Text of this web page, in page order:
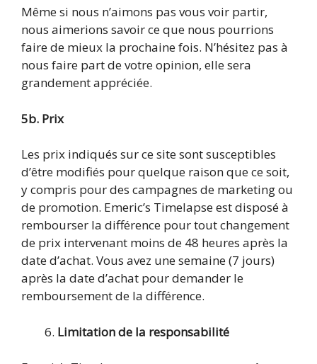
Même si nous n’aimons pas vous voir partir,
nous aimerions savoir ce que nous pourrions
faire de mieux la prochaine fois. N’hésitez pas à
nous faire part de votre opinion, elle sera
grandement appréciée.
5b. Prix
Les prix indiqués sur ce site sont susceptibles
d’être modifiés pour quelque raison que ce soit,
y compris pour des campagnes de marketing ou
de promotion. Emeric’s Timelapse est disposé à
rembourser la différence pour tout changement
de prix intervenant moins de 48 heures après la
date d’achat. Vous avez une semaine (7 jours)
après la date d’achat pour demander le
remboursement de la différence.
Limitation de la responsabilité